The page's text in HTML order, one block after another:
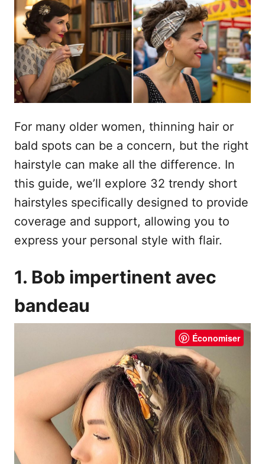
r
é
l
e
For many older women, thinning hair or
bald spots can be a concern, but the right
hairstyle can make all the difference. In
this guide, we’ll explore 32 trendy short
hairstyles specifically designed to provide
coverage and support, allowing you to
express your personal style with flair.
1. Bob impertinent avec
bandeau
Économiser